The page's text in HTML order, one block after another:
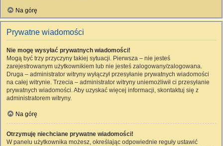
Na górę
Prywatne wiadomości
Nie mogę wysyłać prywatnych wiadomości!
Mogą być trzy przyczyny takiej sytuacji. Pierwsza – nie jesteś
zarejestrowanym użytkownikiem lub nie jesteś zalogowany/zalogowana.
Druga – administrator witryny wyłączył przesyłanie prywatnych wiadomości
na całej witrynie. Trzecia – administrator witryny uniemożliwił ci przesyłanie
prywatnych wiadomości. Aby uzyskać więcej informacji, skontaktuj się z
administratorem witryny.
Na górę
Otrzymuję niechciane prywatne wiadomości!
W panelu użytkownika możesz, określając odpowiednie reguły ustawić